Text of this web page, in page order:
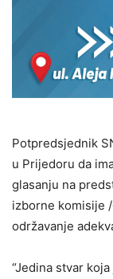
Potpredsjednik
u Prijedoru da
glasanju na
izborne komisije
održavanje
“Jedina stvar